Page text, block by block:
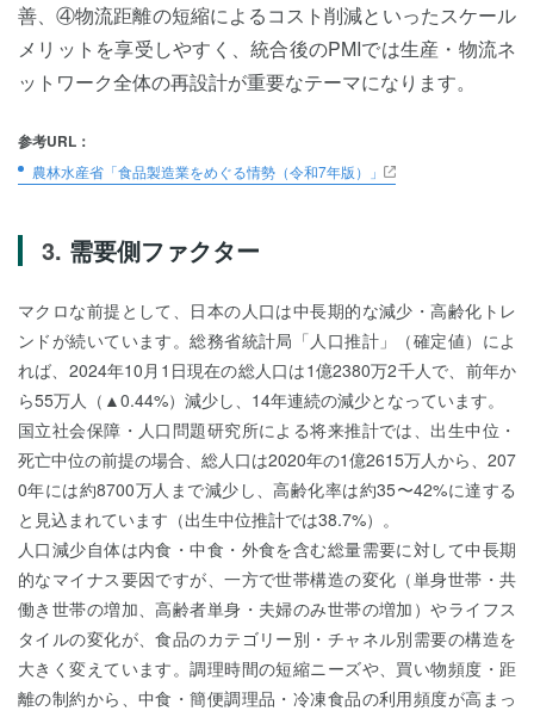
善、④物流距離の短縮によるコスト削減といったスケール
メリットを享受しやすく、統合後のPMIでは生産・物流ネ
ットワーク全体の再設計が重要なテーマになります。
参考URL：
農林水産省「食品製造業をめぐる情勢（令和7年版）」
需要側ファクター
マクロな前提として、日本の人口は中長期的な減少・高齢化トレ
ンドが続いています。総務省統計局「人口推計」（確定値）によ
れば、2024年10月1日現在の総人口は1億2380万2千人で、前年か
ら55万人（▲0.44%）減少し、14年連続の減少となっています。
国立社会保障・人口問題研究所による将来推計では、出生中位・
死亡中位の前提の場合、総人口は2020年の1億2615万人から、207
0年には約8700万人まで減少し、高齢化率は約35〜42%に達する
と見込まれています（出生中位推計では38.7%）。
人口減少自体は内食・中食・外食を含む総量需要に対して中長期
的なマイナス要因ですが、一方で世帯構造の変化（単身世帯・共
働き世帯の増加、高齢者単身・夫婦のみ世帯の増加）やライフス
タイルの変化が、食品のカテゴリー別・チャネル別需要の構造を
大きく変えています。調理時間の短縮ニーズや、買い物頻度・距
離の制約から、中食・簡便調理品・冷凍食品の利用頻度が高まっ